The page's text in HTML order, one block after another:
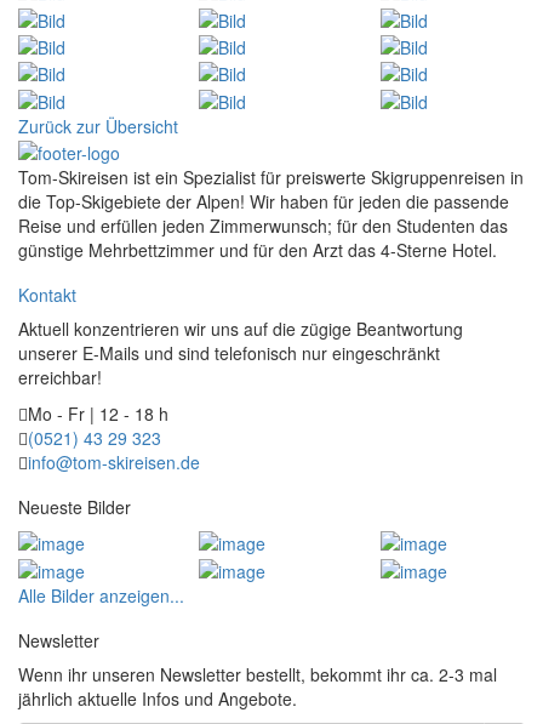
Zurück zur Übersicht
Tom-Skireisen ist ein Spezialist für preiswerte Skigruppenreisen in
die Top-Skigebiete der Alpen! Wir haben für jeden die passende
Reise und erfüllen jeden Zimmerwunsch; für den Studenten das
günstige Mehrbettzimmer und für den Arzt das 4-Sterne Hotel.
Kontakt
Aktuell konzentrieren wir uns auf die zügige Beantwortung
unserer E-Mails und sind telefonisch nur eingeschränkt
erreichbar!
Mo - Fr | 12 - 18 h
(0521) 43 29 323
info@tom-skireisen.de
Neueste Bilder
Alle Bilder anzeigen...
Newsletter
Wenn ihr unseren Newsletter bestellt, bekommt ihr ca. 2-3 mal
jährlich aktuelle Infos und Angebote.